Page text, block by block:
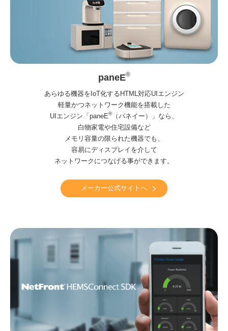
paneE®
あらゆる機器をIoT化するHTML対応UIエンジン
軽量かつネットワーク機能を搭載した
UIエンジン「paneE®（パネイー）」なら、
白物家電や住宅設備など
メモリ容量の限られた機器でも、
容易にディスプレイを介して
ネットワークにつなげる事ができます。
メーカー公式サイトへ